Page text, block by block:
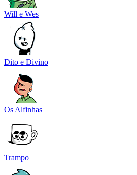
Will e Wes
Dito e Divino
Os Alfinhas
Trampo